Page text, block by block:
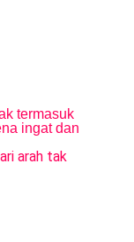
termasuk
ingat dan